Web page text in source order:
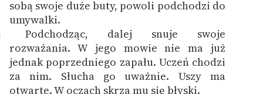
sobą swoje duże buty, powoli podchodzi do
umywalki.
Podchodząc, dalej snuje swoje
rozważania. W jego mowie nie ma już
jednak poprzedniego zapału. Uczeń chodzi
za nim. Słucha go uważnie. Uszy ma
otwarte. W oczach skrzą mu się błyski.